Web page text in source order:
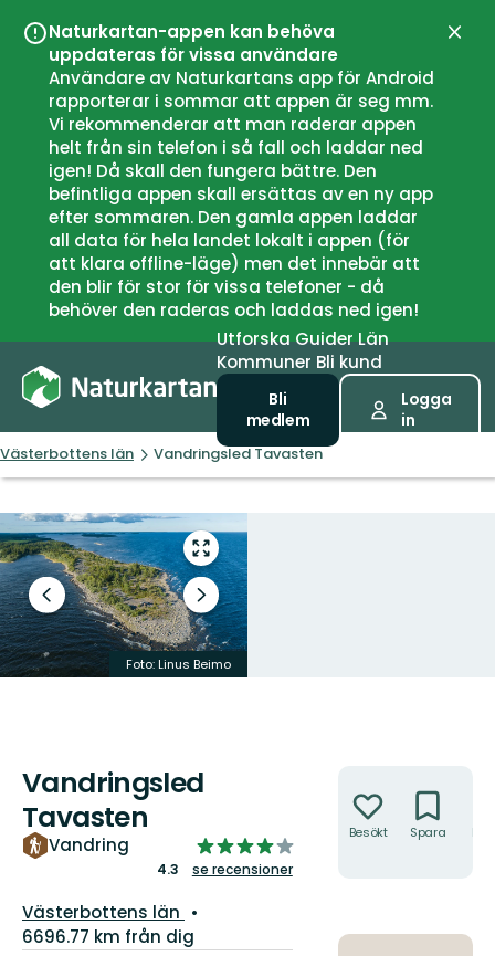
Naturkartan-appen kan behöva
uppdateras för vissa användare
Användare av Naturkartans app för Android
rapporterar i sommar att appen är seg mm.
Vi rekommenderar att man raderar appen
helt från sin telefon i så fall och laddar ned
igen! Då skall den fungera bättre. Den
befintliga appen skall ersättas av en ny app
efter sommaren. Den gamla appen laddar
all data för hela landet lokalt i appen (för
att klara offline-läge) men det innebär att
den blir för stor för vissa telefoner - då
behöver den raderas och laddas ned igen!
UtforskaGuiderLän
Kommuner Bli kund
Bli
medlem
Logga
in
Västerbottens län Vandringsled Tavasten
Gå
till
helskärmsläge
Föregående
bild
Nästa
bildspel
Foto: Linus Beimo
Vandringsled
Tavasten
Vandring
4.2624777183600715
av
stjärnor
4.3 se recensioner
Guide:
Västerbottens län
6696.77 km från dig
Besökt Spara